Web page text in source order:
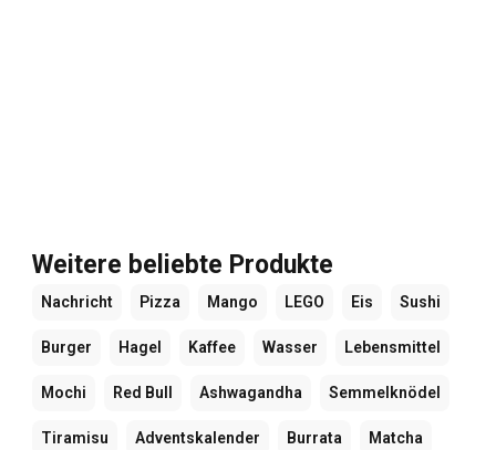
Weitere beliebte Produkte
Nachricht Pizza Mango LEGO Eis Sushi
Burger Hagel Kaffee Wasser Lebensmittel
Mochi Red Bull Ashwagandha Semmelknödel
Tiramisu Adventskalender Burrata Matcha